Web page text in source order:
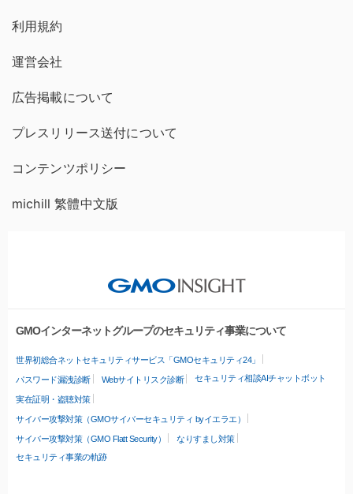
利用規約
運営会社
広告掲載について
プレスリリース送付について
コンテンツポリシー
michill 繁體中文版
GMOインターネットグループのセキュリティ事業について
世界初総合ネットセキュリティサービス「GMOセキュリティ24」
パスワード漏洩診断 Webサイトリスク診断 セキュリティ相談AIチャットボット
実在証明・盗聴対策
サイバー攻撃対策（GMOサイバーセキュリティ byイエラエ）
サイバー攻撃対策（GMO Flatt Security）
なりすまし対策
セキュリティ事業の軌跡